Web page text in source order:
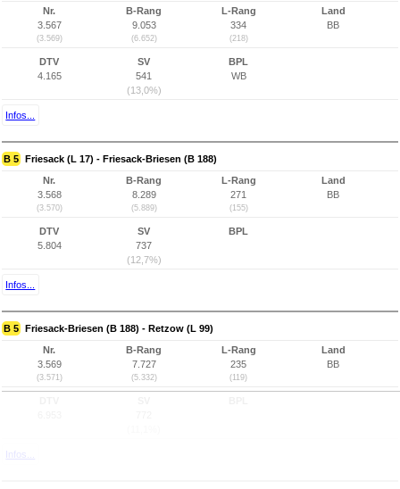
Nr.
3.567
(3.569)
B-Rang
9.053
(6.652)
L-Rang
334
(218)
Land
BB
DTV
4.165
SV
541
(13,0%)
BPL
WB
Infos...
B 5 Friesack (L 17) - Friesack-Briesen (B 188)
Nr.
3.568
(3.570)
B-Rang
8.289
(5.889)
L-Rang
271
(155)
Land
BB
DTV
5.804
SV
737
(12,7%)
BPL
Infos...
B 5 Friesack-Briesen (B 188) - Retzow (L 99)
Nr.
3.569
(3.571)
B-Rang
7.727
(5.332)
L-Rang
235
(119)
Land
BB
Infos...